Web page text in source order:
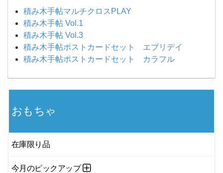
積み木手帖マルチクロスPLAY
積み木手帖 Vol.1
積み木手帖 Vol.3
積み木手帖ポストカードセット エブリデイ
積み木手帖ポストカードセット カラフル
おもちゃ
在庫限り品
今月のピックアップ